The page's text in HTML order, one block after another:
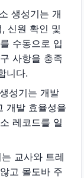
생성기는 개
신원 확인 및
수동으로 입
사항을 충족
니다.
성기는 개발
개발 효율성을
레코드를 일
교사와 트레
고 몰도바 주